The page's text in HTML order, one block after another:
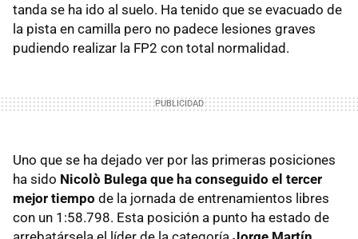
tanda se ha ido al suelo. Ha tenido que se evacuado de
la pista en camilla pero no padece lesiones graves
pudiendo realizar la FP2 con total normalidad.
Uno que se ha dejado ver por las primeras posiciones
ha sido Nicolò Bulega que ha conseguido el tercer
mejor tiempo de la jornada de entrenamientos libres
con un 1:58.798. Esta posición a punto ha estado de